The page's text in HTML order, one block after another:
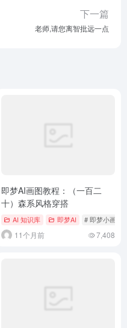
下一篇
老师,请您离智批远一点
即梦AI画图教程：（一百二
十）森系风格穿搭
AI 知识库 即梦AI # 即梦小画家
11个月前 7,408